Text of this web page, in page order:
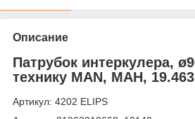
Описание
Патрубок интеркулера,
технику MAN, МАН,
Артикул: 4202 ELIPS